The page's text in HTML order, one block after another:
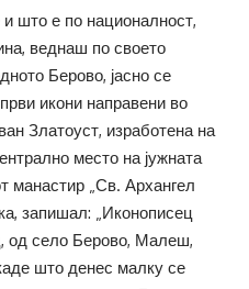
што е по националност,
веднаш по своето
Берово, јасно се
икони направени во
Златоуст, изработена на
место на јужната
манастир „Св. Архангел
запишал: „Иконописец
од село Берово, Малеш,
што денес малку се